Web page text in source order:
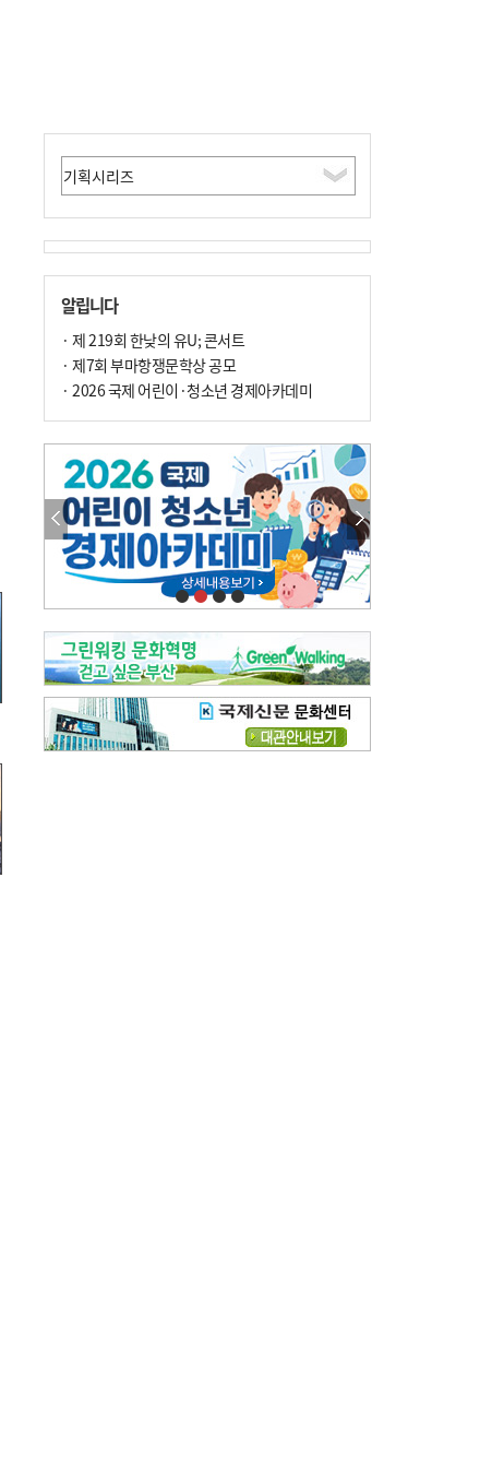
알립니다
· 제 219회 한낮의 유U; 콘서트
· 제7회 부마항쟁문학상 공모
· 2026 국제 어린이·청소년 경제아카데미